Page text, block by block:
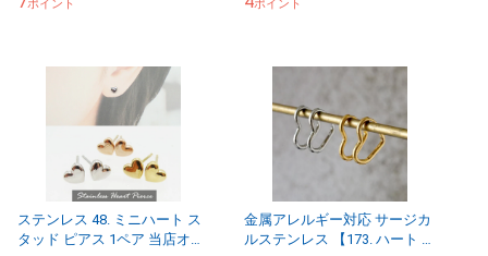
ポイント ポイント
ステンレス 48. ミニハート ス
タッド ピアス 1ペア 当店オリ
金属アレルギー対応 サージカ
ルステンレス 【173. ハート フ